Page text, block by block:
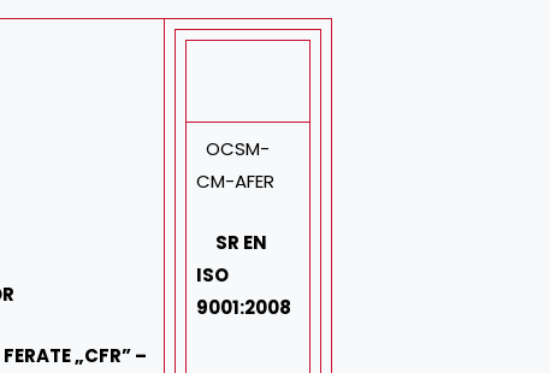
„CFR” –
OCSM-
CM-AFER
SR EN
ISO
9001:2008